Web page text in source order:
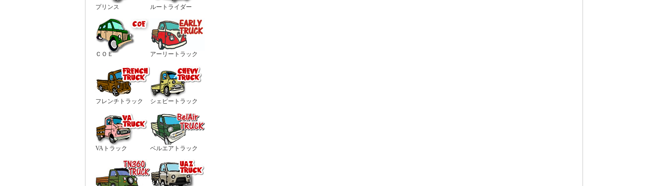
プリンス ルートライダー
ＣＯＥ アーリートラック
フレンチトラック シェビートラック
VAトラック ベルエアトラック